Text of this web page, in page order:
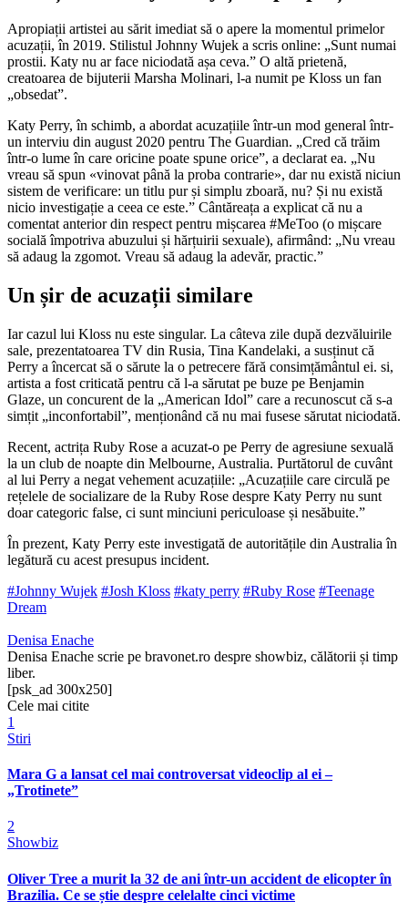
Apropiații artistei au sărit imediat să o apere la momentul primelor
acuzații, în 2019. Stilistul Johnny Wujek a scris online: „Sunt numai
prostii. Katy nu ar face niciodată așa ceva.” O altă prietenă,
creatoarea de bijuterii Marsha Molinari, l-a numit pe Kloss un fan
„obsedat”.
Katy Perry, în schimb, a abordat acuzațiile într-un mod general într-
un interviu din august 2020 pentru The Guardian. „Cred că trăim
într-o lume în care oricine poate spune orice”, a declarat ea. „Nu
vreau să spun «vinovat până la proba contrarie», dar nu există niciun
sistem de verificare: un titlu pur și simplu zboară, nu? Și nu există
nicio investigație a ceea ce este.” Cântăreața a explicat că nu a
comentat anterior din respect pentru mișcarea #MeToo (o mișcare
socială împotriva abuzului și hărțuirii sexuale), afirmând: „Nu vreau
să adaug la zgomot. Vreau să adaug la adevăr, practic.”
Un șir de acuzații similare
Iar cazul lui Kloss nu este singular. La câteva zile după dezvăluirile
sale, prezentatoarea TV din Rusia, Tina Kandelaki, a susținut că
Perry a încercat să o sărute la o petrecere fără consimțământul ei. si,
artista a fost criticată pentru că l-a sărutat pe buze pe Benjamin
Glaze, un concurent de la „American Idol” care a recunoscut că s-a
simțit „inconfortabil”, menționând că nu mai fusese sărutat niciodată.
Recent, actrița Ruby Rose a acuzat-o pe Perry de agresiune sexuală
la un club de noapte din Melbourne, Australia. Purtătorul de cuvânt
al lui Perry a negat vehement acuzațiile: „Acuzațiile care circulă pe
rețelele de socializare de la Ruby Rose despre Katy Perry nu sunt
doar categoric false, ci sunt minciuni periculoase și nesăbuite.”
În prezent, Katy Perry este investigată de autoritățile din Australia în
legătură cu acest presupus incident.
#Johnny Wujek #Josh Kloss #katy perry #Ruby Rose #Teenage
Dream
Denisa Enache
Denisa Enache scrie pe bravonet.ro despre showbiz, călătorii și timp
liber.
[psk_ad 300x250]
Cele mai citite
1
Stiri
Mara G a lansat cel mai controversat videoclip al ei –
„Trotinete”
2
Showbiz
Oliver Tree a murit la 32 de ani într-un accident de elicopter în
Brazilia. Ce se știe despre celelalte cinci victime